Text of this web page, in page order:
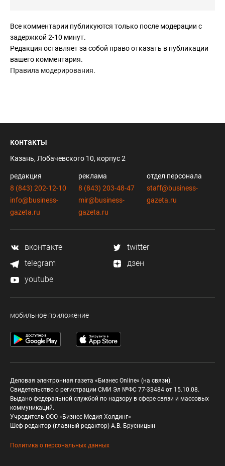
Все комментарии публикуются только после модерации с
задержкой 2-10 минут.
Редакция оставляет за собой право отказать в публикации
вашего комментария.
Правила модерирования.
контакты
Казань, Лобачевского 10, корпус 2
редакция
8 (843) 202-12-10
info@business-
gazeta.ru
реклама
8 (843) 203-48-47
mir@business-
gazeta.ru
отдел персонала
staff@business-
gazeta.ru
вконтакте
twitter
telegram
дзен
youtube
мобильное приложение
Деловая электронная газета «Бизнес Online» (на связи).
Свидетельство о регистрации СМИ Эл №ФС 77-33484 от 15.10.08.
Выдано федеральной службой по надзору в сфере связи и массовых
коммуникаций.
Учредитель ООО «Бизнес Медия Холдинг»
Шеф-редактор (главный редактор) А.В. Брусницын
Политика о персональных данных